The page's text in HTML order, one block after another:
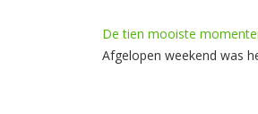
De tien mooiste
Afgelopen weekend was